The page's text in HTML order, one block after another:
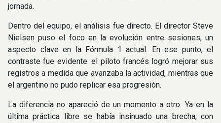
jornada.
Dentro del equipo, el análisis fue directo. El director Steve
Nielsen puso el foco en la evolución entre sesiones, un
aspecto clave en la Fórmula 1 actual. En ese punto, el
contraste fue evidente: el piloto francés logró mejorar sus
registros a medida que avanzaba la actividad, mientras que
el argentino no pudo replicar esa progresión.
La diferencia no apareció de un momento a otro. Ya en la
última práctica libre se había insinuado una brecha, con